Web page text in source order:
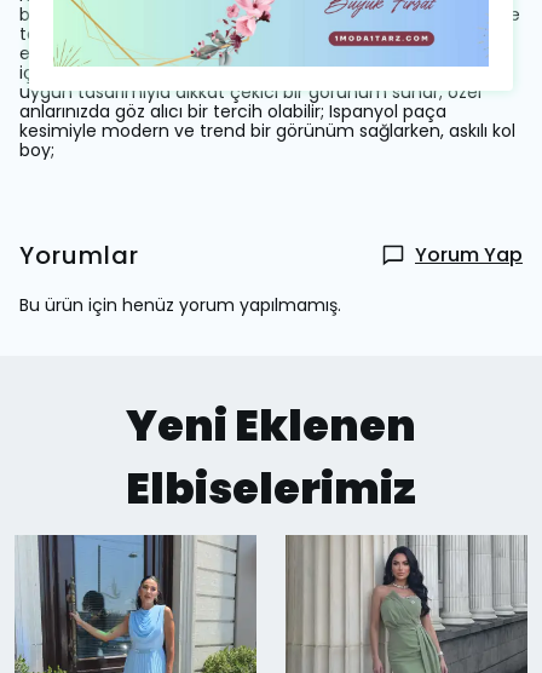
boy kesimiyle hem günlük kullanım hem de özel davetlerde
tercih edebileceğiniz ideal uzunluktadır; Örme kumaş tipi,
esnek yapısıyla hareket özgürlüğünüzü kısıtlamaz ve gün
içindeki konforunuzu artırır; Stylish ve gece ortamları için
uygun tasarımıyla dikkat çekici bir görünüm sunar; özel
anlarınızda göz alıcı bir tercih olabilir; Ispanyol paça
kesimiyle modern ve trend bir görünüm sağlarken, askılı kol
boy;
Yorumlar Yorum Yap
Bu ürün için henüz yorum yapılmamış.
Yeni Eklenen
Elbiselerimiz